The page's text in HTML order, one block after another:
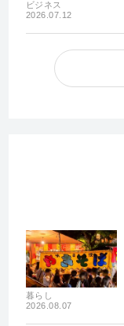
ビジネス
2026.07.12
暮らし
2026.08.07